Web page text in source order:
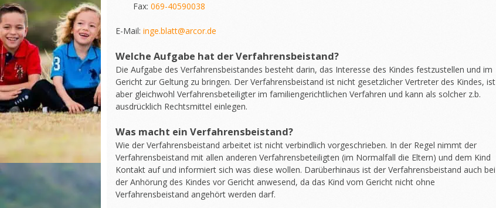
Fax: 069-40590038
E-Mail: inge.blatt@arcor.de
Welche Aufgabe hat der Verfahrensbeistand?
Die Aufgabe des Verfahrensbeistandes besteht darin, das Interesse des Kindes festzustellen und im
Gericht zur Geltung zu bringen. Der Verfahrensbeistand ist nicht gesetzlicher Vertreter des Kindes, ist
aber gleichwohl Verfahrensbeteiligter im familiengerichtlichen Verfahren und kann als solcher z.b.
ausdrücklich Rechtsmittel einlegen.
Was macht ein Verfahrensbeistand?
Wie der Verfahrensbeistand arbeitet ist nicht verbindlich vorgeschrieben. In der Regel nimmt der
Verfahrensbeistand mit allen anderen Verfahrensbeteiligten (im Normalfall die Eltern) und dem Kind
Kontakt auf und informiert sich was diese wollen. Darüberhinaus ist der Verfahrensbeistand auch bei
der Anhörung des Kindes vor Gericht anwesend, da das Kind vom Gericht nicht ohne
Verfahrensbeistand angehört werden darf.